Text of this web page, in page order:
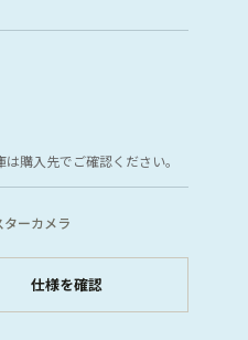
購入先でご確認ください。
ーカメラ
仕様を確認